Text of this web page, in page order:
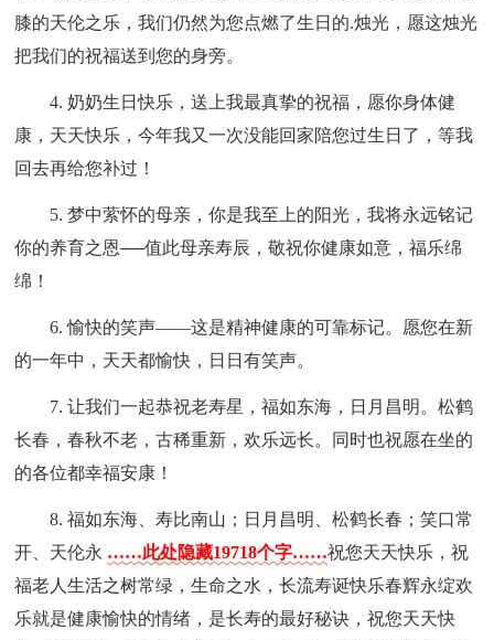
膝的天伦之乐，我们仍然为您点燃了生日的.烛光，愿这烛光
把我们的祝福送到您的身旁。
4. 奶奶生日快乐，送上我最真挚的祝福，愿你身体健
康，天天快乐，今年我又一次没能回家陪您过生日了，等我
回去再给您补过！
5. 梦中萦怀的母亲，你是我至上的阳光，我将永远铭记
你的养育之恩──值此母亲寿辰，敬祝你健康如意，福乐绵
绵！
6. 愉快的笑声――这是精神健康的可靠标记。愿您在新
的一年中，天天都愉快，日日有笑声。
7. 让我们一起恭祝老寿星，福如东海，日月昌明。松鹤
长春，春秋不老，古稀重新，欢乐远长。同时也祝愿在坐的
的各位都幸福安康！
8. 福如东海、寿比南山；日月昌明、松鹤长春；笑口常
开、天伦永 ……此处隐藏19718个字……祝您天天快乐，祝
福老人生活之树常绿，生命之水，长流寿诞快乐春辉永绽欢
乐就是健康愉快的情绪，是长寿的最好秘诀，祝您天天快